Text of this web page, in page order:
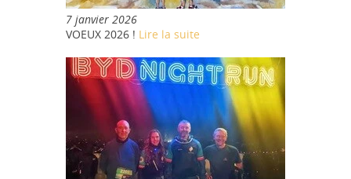
7 janvier 2026
VOEUX 2026 ! Lire la suite